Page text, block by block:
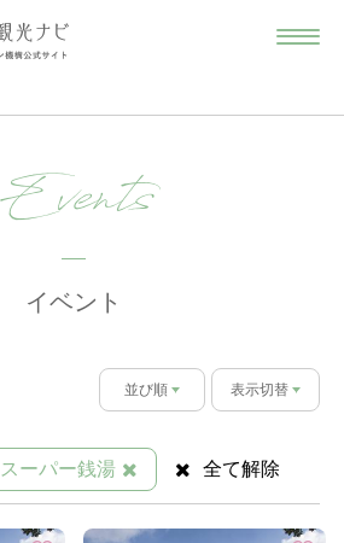
Events
イベント
並び順 表示切替
スーパー銭湯 全て解除